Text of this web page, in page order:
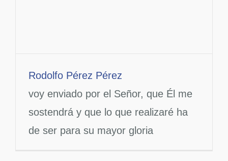
Rodolfo Pérez Pérez
voy enviado por el Señor, que Él me
sostendrá y que lo que realizaré ha
de ser para su mayor gloria